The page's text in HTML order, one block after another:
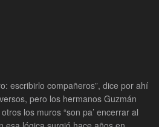
escribirlo compañeros”, dice por ahí
pero los hermanos Guzmán
los muros “son pa’ encerrar al